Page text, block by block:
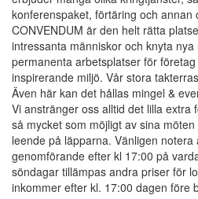
konferenspaket, förtäring och annan
CONVENDUM är den helt rätta
intressanta människor och knyta
permanenta arbetsplatser för
inspirerande miljö. Vår stora
Även här kan det hållas mingel &
Vi anstränger oss alltid det lilla extra
så mycket som möjligt av sina
leende på läpparna. Vänligen
genomförande efter kl 17:00 på
söndagar tillämpas andra priser för
inkommer efter kl. 17:00 dagen före